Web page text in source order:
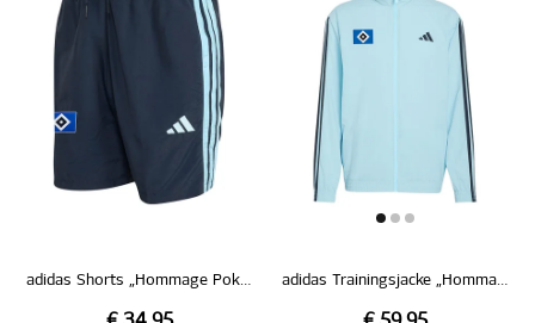
adidas Shorts „Hommage Pokalsieg 1976“ adidas Trainingsjacke „Hommage Pokalsieg 1976“